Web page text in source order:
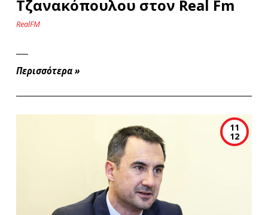
Τζανακόπουλου στον Real Fm
RealFM
Περισσότερα »
11
12